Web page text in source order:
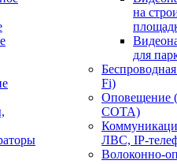
на
для
Fi)
СОТА)
ЛВС, IP-
Волоконно-